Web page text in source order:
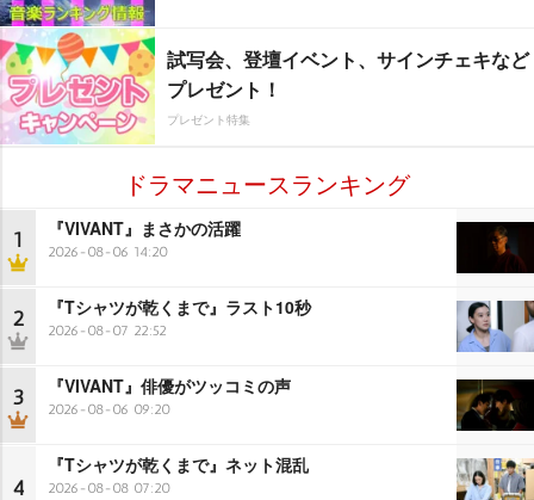
試写会、登壇イベント、サインチェキなど
プレゼント！
プレゼント特集
ドラマニュースランキング
1 『VIVANT』まさかの活躍
2026-08-06 14:20
2 『Tシャツが乾くまで』ラスト10秒
2026-08-07 22:52
3 『VIVANT』俳優がツッコミの声
2026-08-06 09:20
4
『Tシャツが乾くまで』ネット混乱
2026-08-08 07:20